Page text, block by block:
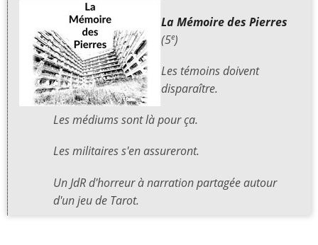
La Mémoire des Pierres
(5e)
Les témoins doivent
disparaître.
Les médiums sont là pour ça.
Les militaires s'en assureront.
Un JdR d'horreur à narration partagée autour
d'un jeu de Tarot.